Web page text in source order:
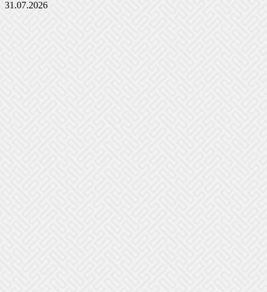
31.07.2026